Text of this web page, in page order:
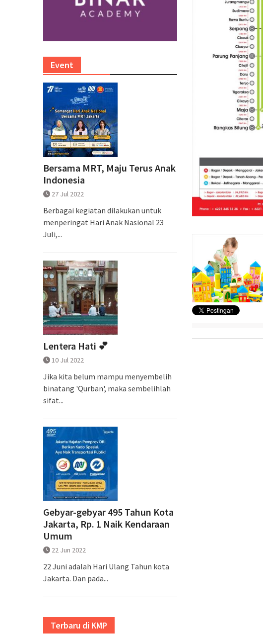
Event
Bersama MRT, Maju Terus Anak
Indonesia
27 Jul 2022
Berbagai kegiatan dilakukan untuk
menperingat Hari Anak Nasional 23
Juli,...
Lentera Hati 💕
10 Jul 2022
Jika kita belum mampu menyembelih
binatang 'Qurban', maka sembelihlah
sifat...
Gebyar-gebyar 495 Tahun Kota
Jakarta, Rp. 1 Naik Kendaraan
Umum
22 Jun 2022
22 Juni adalah Hari Ulang Tahun kota
Jakarta. Dan pada...
Terbaru di KMP